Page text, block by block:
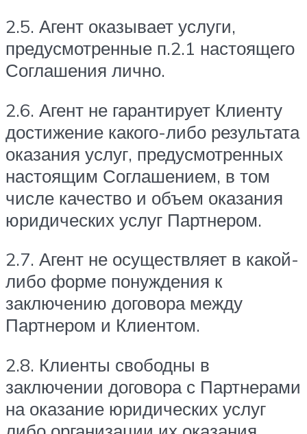
2.5. Агент оказывает услуги,
предусмотренные п.2.1 настоящего
Соглашения лично.
2.6. Агент не гарантирует Клиенту
достижение какого-либо результата
оказания услуг, предусмотренных
настоящим Соглашением, в том
числе качество и объем оказания
юридических услуг Партнером.
2.7. Агент не осуществляет в какой-
либо форме понуждения к
заключению договора между
Партнером и Клиентом.
2.8. Клиенты свободны в
заключении договора с Партнерами
на оказание юридических услуг